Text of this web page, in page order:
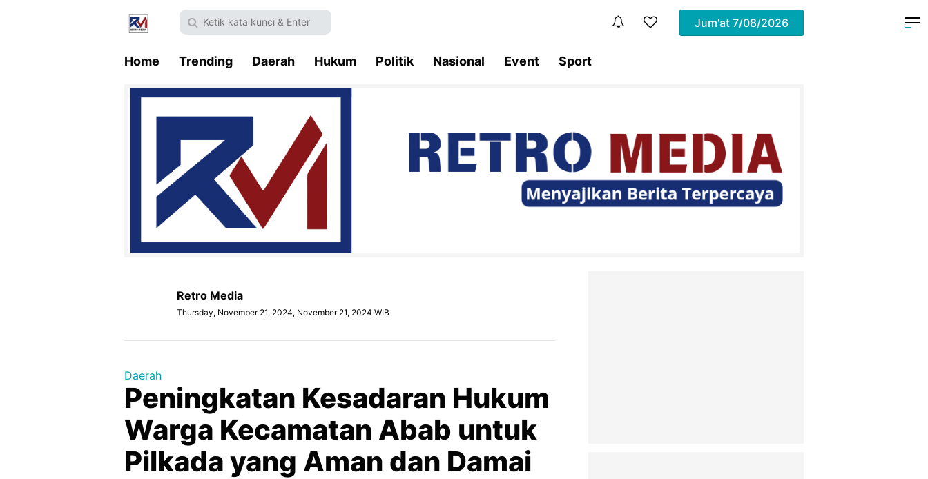
Jum'at 7/08/2026
Home Trending Daerah Hukum Politik Nasional Event Sport
Retro Media
Thursday, November 21, 2024, November 21, 2024 WIB
Daerah
Peningkatan Kesadaran Hukum
Warga Kecamatan Abab untuk
Pilkada yang Aman dan Damai